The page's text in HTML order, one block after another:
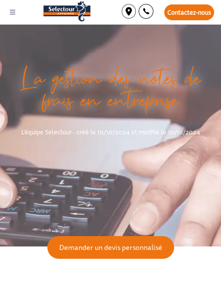
Contactez-nous
La gestion des notes de
frais en entreprise
L'équipe Selectour · créé le 10/10/2024 et modifié le 10/10/2024
Demander un devis personnalisé